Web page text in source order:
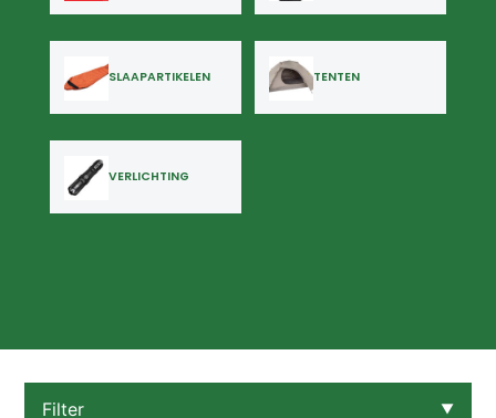
SLAAPARTIKELEN TENTEN
VERLICHTING
Filter ▼